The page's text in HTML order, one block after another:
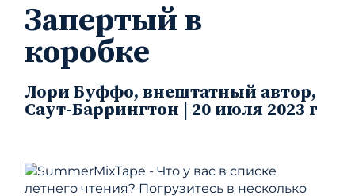
Запертый в
коробке
Лори Буффо, внештатный автор,
Саут-Баррингтон | 20 июля 2023 г